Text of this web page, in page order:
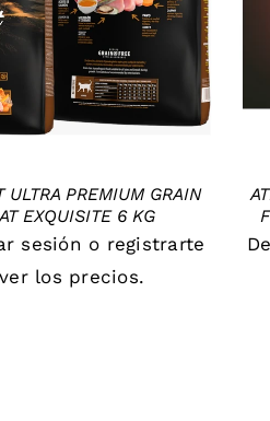
ULTRA PREMIUM GRAIN
EXQUISITE 6 KG
sesión o registrarte
los precios.